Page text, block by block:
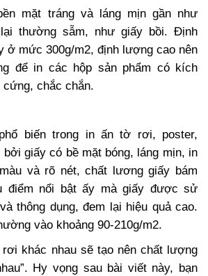
mặt tráng và láng mịn gần như
thường sẫm, như giấy bồi. Định
ở mức 300g/m2, định lượng cao nên
để in các hộp sản phẩm có kích
chắc chắn.
biến trong in ấn tờ rơi, poster,
giấy có bề mặt bóng, láng mịn, in
và rõ nét, chất lương giấy bám
điểm nổi bật ấy mà giấy được sử
thông dụng, đem lại hiệu quả cao.
vào khoảng 90-210g/m2.
khác nhau sẽ tạo nên chất lượng
Hy vọng sau bài viết này, bạn